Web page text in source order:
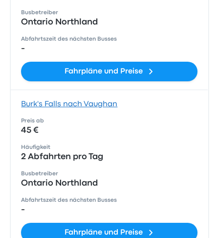
Busbetreiber
Ontario Northland
Abfahrtszeit des nächsten Busses
-
Fahrpläne und Preise
Burk's Falls nach Vaughan
Preis ab
45 €
Häufigkeit
2 Abfahrten pro Tag
Busbetreiber
Ontario Northland
Abfahrtszeit des nächsten Busses
-
Fahrpläne und Preise